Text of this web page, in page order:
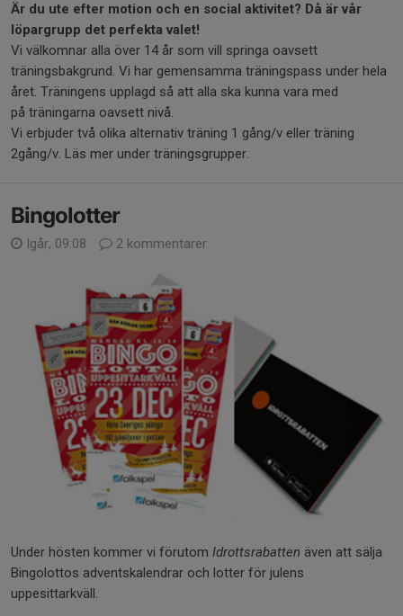
Är du ute efter motion och en social aktivitet? Då är vår
löpargrupp det perfekta valet!
Vi välkomnar alla över 14 år som vill springa oavsett
träningsbakgrund. Vi har gemensamma träningspass under hela
året. Träningens upplagd så att alla ska kunna vara med
på träningarna oavsett nivå.
Vi erbjuder två olika alternativ träning 1 gång/v eller träning
2gång/v. Läs mer under träningsgrupper.
Bingolotter
Igår, 09:08 2 kommentarer
Under hösten kommer vi förutom Idrottsrabatten även att sälja
Bingolottos adventskalendrar och lotter för julens
uppesittarkväll.